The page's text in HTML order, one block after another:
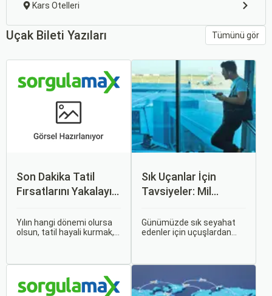
Kars Otelleri
Uçak Bileti Yazıları Tümünü gör
Son Dakika Tatil
Fırsatlarını Yakalayın:
İpuçları
Yılın hangi dönemi olursa
olsun, tatil hayali kurmak,
anda bavulları toplayıp yola
çıkmak bazen zorlayıcı
Sık Uçanlar İçin
Tavsiyeler: Mil
Günümüzde sık seyahat
edenler için uçuşlardan
fırsatları giriyor.